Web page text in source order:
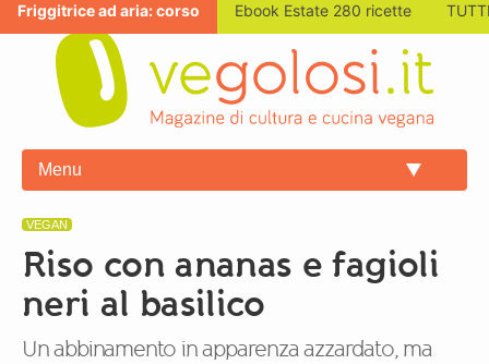
Friggitrice ad aria: corso Ebook Estate 280 ricette
Menu
VEGAN
Riso con ananas e fagioli
neri al basilico
Un abbinamento in apparenza azzardato, ma